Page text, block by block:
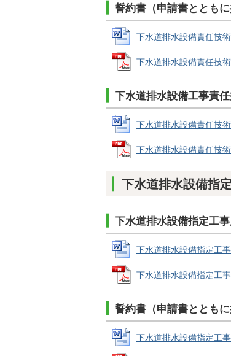
誓約書（申請書とともに
下水道排水設備責任技
下水道排水設備責任技
下水道排水設備工事責
下水道排水設備責任技
下水道排水設備責任技
下水道排水設備指
下水道排水設備指定工
下水道排水設備指定工
下水道排水設備指定工
誓約書（申請書とともに
下水道排水設備指定工